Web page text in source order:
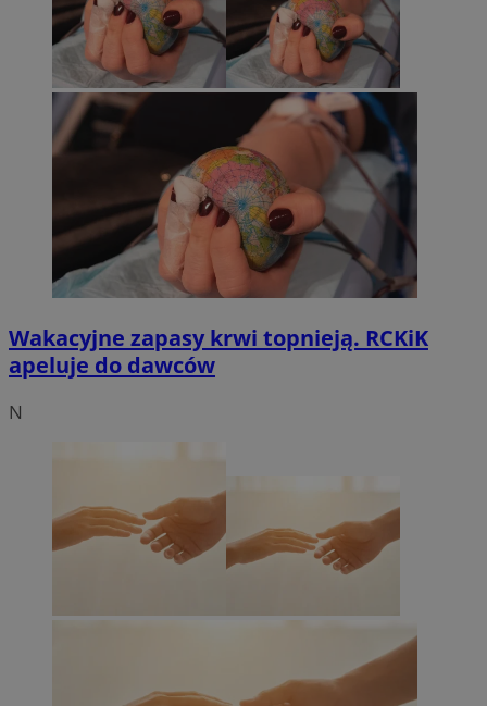
Wakacyjne zapasy krwi topnieją. RCKiK
apeluje do dawców
N